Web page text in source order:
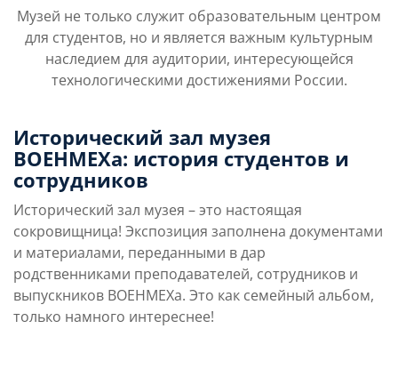
Музей не только служит образовательным центром
для студентов, но и является важным культурным
наследием для аудитории, интересующейся
технологическими достижениями России.
Исторический зал музея
ВОЕНМЕХа: история студентов и
сотрудников
Исторический зал музея – это настоящая
сокровищница! Экспозиция заполнена документами
и материалами, переданными в дар
родственниками преподавателей, сотрудников и
выпускников ВОЕНМЕХа. Это как семейный альбом,
только намного интереснее!